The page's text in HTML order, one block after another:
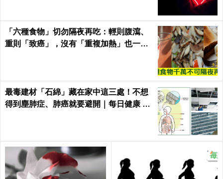
「六種食物」切勿隔夜再吃：輕則腹瀉、
重則「致癌」，沒有「重複加熱」也一
最毒建材「石綿」藏在家中這三處！不想
得到塵肺症、肺癌就要避開｜每日健康 He